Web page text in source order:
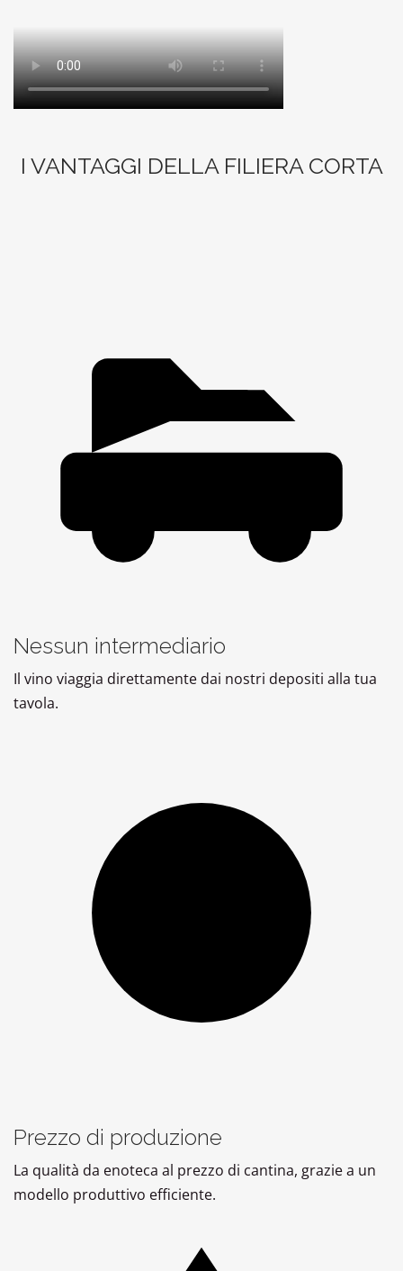
I VANTAGGI DELLA FILIERA CORTA
Nessun intermediario
Il vino viaggia direttamente dai nostri depositi alla tua
tavola.
Prezzo di produzione
La qualità da enoteca al prezzo di cantina, grazie a un
modello produttivo efficiente.